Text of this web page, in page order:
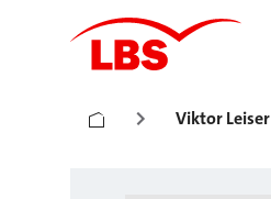
Viktor Leiser